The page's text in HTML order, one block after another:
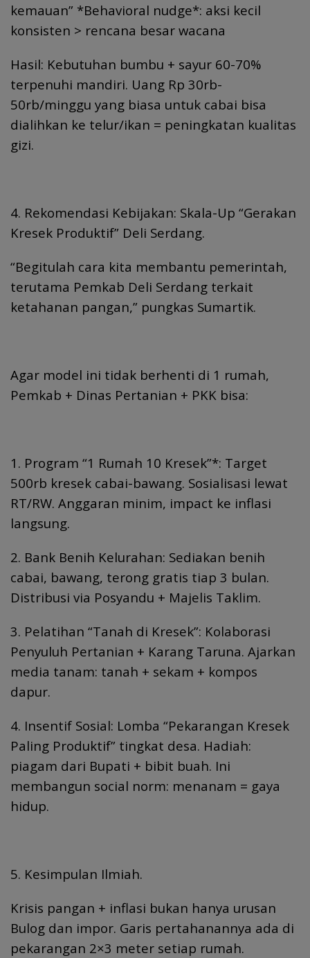
kemauan” *Behavioral nudge*: aksi kecil
konsisten > rencana besar wacana
Hasil: Kebutuhan bumbu + sayur 60-70%
terpenuhi mandiri. Uang Rp 30rb-
50rb/minggu yang biasa untuk cabai bisa
dialihkan ke telur/ikan = peningkatan kualitas
gizi.
4. Rekomendasi Kebijakan: Skala-Up “Gerakan
Kresek Produktif” Deli Serdang.
“Begitulah cara kita membantu pemerintah,
terutama Pemkab Deli Serdang terkait
ketahanan pangan,” pungkas Sumartik.
Agar model ini tidak berhenti di 1 rumah,
Pemkab + Dinas Pertanian + PKK bisa:
1. Program “1 Rumah 10 Kresek”*: Target
500rb kresek cabai-bawang. Sosialisasi lewat
RT/RW. Anggaran minim, impact ke inflasi
langsung.
2. Bank Benih Kelurahan: Sediakan benih
cabai, bawang, terong gratis tiap 3 bulan.
Distribusi via Posyandu + Majelis Taklim.
3. Pelatihan “Tanah di Kresek”: Kolaborasi
Penyuluh Pertanian + Karang Taruna. Ajarkan
media tanam: tanah + sekam + kompos
dapur.
4. Insentif Sosial: Lomba “Pekarangan Kresek
Paling Produktif” tingkat desa. Hadiah:
piagam dari Bupati + bibit buah. Ini
membangun social norm: menanam = gaya
hidup.
5. Kesimpulan Ilmiah.
Krisis pangan + inflasi bukan hanya urusan
Bulog dan impor. Garis pertahanannya ada di
pekarangan 2×3 meter setiap rumah.